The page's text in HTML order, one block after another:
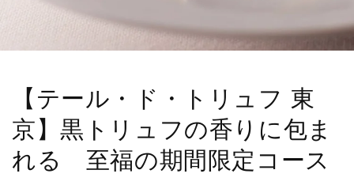
【テール・ド・トリュフ 東
京】黒トリュフの香りに包ま
れる 至福の期間限定コース